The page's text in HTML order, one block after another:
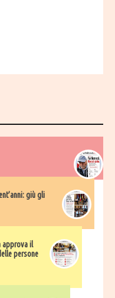
giù gli
approva il
persone